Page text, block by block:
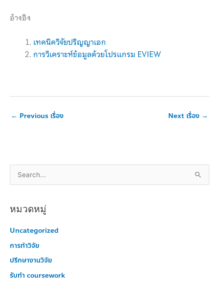
อ้างอิง
เทคนิควิจัยปริญญาเอก
การวิเคราะห์ข้อมูลด้วยโปรแกรม EVIEW
← Previous เรื่อง Next เรื่อง →
r
c
h
หมวดหมู่
Uncategorized
การทำวิจัย
ปรึกษางานวิจัย
รับทำ coursework